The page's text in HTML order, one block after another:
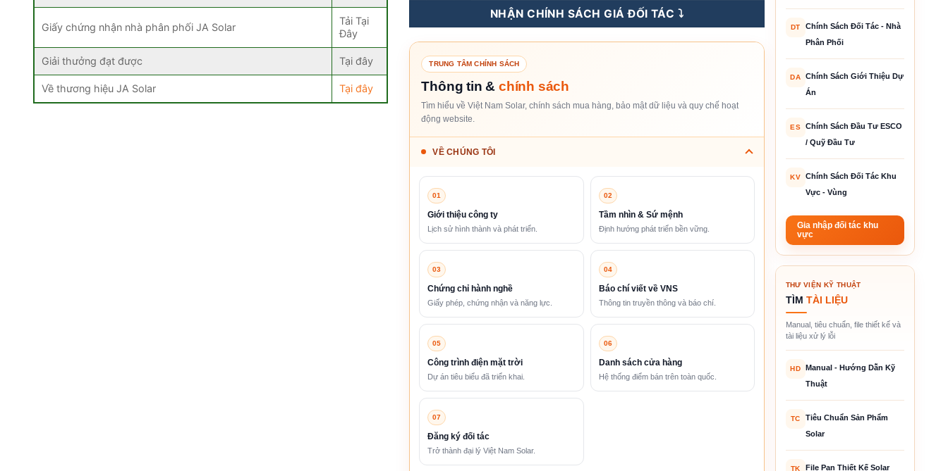
Giấy chứng nhận nhà phân phối JA Solar
Tải Tại
Đây
Giải thưởng đạt được Tại đây
Về thương hiệu JA Solar Tại đây
NHẬN CHÍNH SÁCH GIÁ ĐỐI TÁC ⤵️
TRUNG TÂM CHÍNH SÁCH
Thông tin & chính sách
Tìm hiểu về Việt Nam Solar, chính sách mua hàng, bảo mật dữ liệu và quy chế hoạt
động website.
VỀ CHÚNG TÔI
01
Giới thiệu công ty
Lịch sử hình thành và phát triển.
02
Tầm nhìn & Sứ mệnh
Định hướng phát triển bền vững.
03
Chứng chỉ hành nghề
Giấy phép, chứng nhận và năng lực.
04
Báo chí viết về VNS
Thông tin truyền thông và báo chí.
05
Công trình điện mặt trời
Dự án tiêu biểu đã triển khai.
06
Danh sách cửa hàng
Hệ thống điểm bán trên toàn quốc.
07
Đăng ký đối tác
Trở thành đại lý Việt Nam Solar.
DT
Chính Sách Đối Tác - Nhà
Phân Phối
DA
Chính Sách Giới Thiệu Dự
Án
ES
Chính Sách Đầu Tư ESCO
/ Quỹ Đầu Tư
KV
Chính Sách Đối Tác Khu
Vực - Vùng
Gia nhập đối tác khu
vực
THƯ VIỆN KỸ THUẬT
TÌM TÀI LIỆU
Manual, tiêu chuẩn, file thiết kế và
tài liệu xử lý lỗi
HD
Manual - Hướng Dẫn Kỹ
Thuật
TC
Tiêu Chuẩn Sản Phẩm
Solar
TK File Pan Thiết Kế Solar